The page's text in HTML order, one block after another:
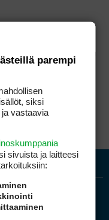
parempi
siksi
vastaavia
sivuista ja laitteesi